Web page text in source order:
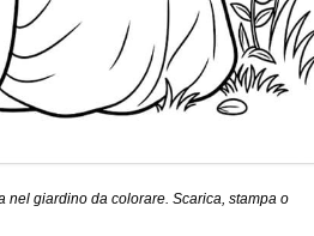
nel giardino da colorare. Scarica, stampa o